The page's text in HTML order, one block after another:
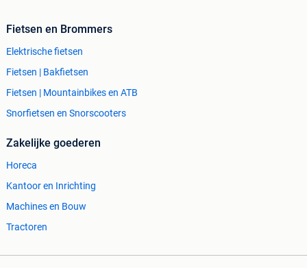
Fietsen en Brommers
Elektrische fietsen
Fietsen | Bakfietsen
Fietsen | Mountainbikes en ATB
Snorfietsen en Snorscooters
Zakelijke goederen
Horeca
Kantoor en Inrichting
Machines en Bouw
Tractoren